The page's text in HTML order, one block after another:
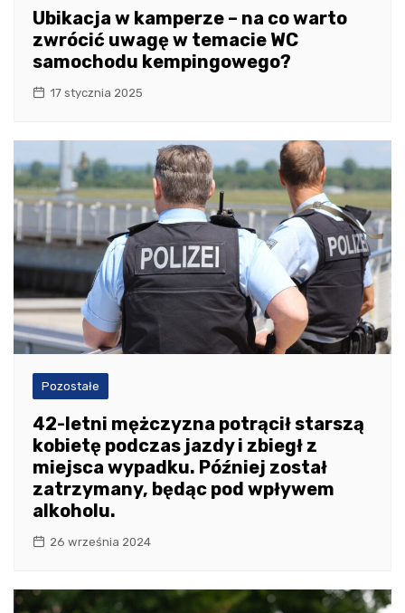
Ubikacja w kamperze – na co warto
zwrócić uwagę w temacie WC
samochodu kempingowego?
17 stycznia 2025
Pozostałe
42-letni mężczyzna potrącił starszą
kobietę podczas jazdy i zbiegł z
miejsca wypadku. Później został
zatrzymany, będąc pod wpływem
alkoholu.
26 września 2024